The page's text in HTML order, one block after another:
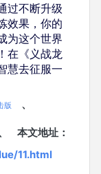
过不断升级
效果，你的
为这个世界
在《义战龙
慧去征服一
版 、
本文地址：
11.html